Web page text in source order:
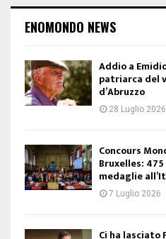
ENOMONDO NEWS
Addio a
patriarca del
d’Abruzzo
28 Luglio 2026
Concours
Bruxelles: 475
medaglie
7 Luglio 2026
Ci ha lasciato